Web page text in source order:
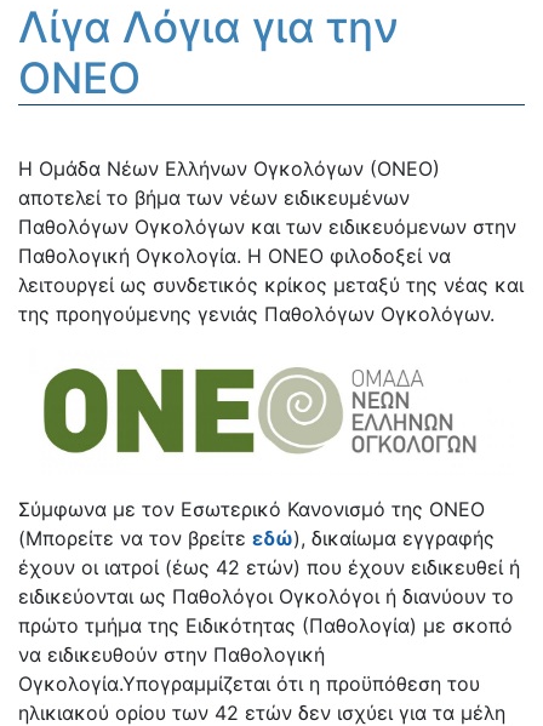
Λίγα Λόγια για την
ΟΝΕΟ
Η Ομάδα Νέων Ελλήνων Ογκολόγων (ΟΝΕΟ)
αποτελεί το βήμα των νέων ειδικευμένων
Παθολόγων Ογκολόγων και των ειδικευόμενων στην
Παθολογική Ογκολογία. Η ΟΝΕΟ φιλοδοξεί να
λειτουργεί ως συνδετικός κρίκος μεταξύ της νέας και
της προηγούμενης γενιάς Παθολόγων Ογκολόγων.
Σύμφωνα με τον Εσωτερικό Κανονισμό της ΟΝΕΟ
(Μπορείτε να τον βρείτε εδώ), δικαίωμα εγγραφής
έχουν οι ιατροί (έως 42 ετών) που έχουν ειδικευθεί ή
ειδικεύονται ως Παθολόγοι Ογκολόγοι ή διανύουν το
πρώτο τμήμα της Ειδικότητας (Παθολογία) με σκοπό
να ειδικευθούν στην Παθολογική
Ογκολογία.Υπογραμμίζεται ότι η προϋπόθεση του
ηλικιακού ορίου των 42 ετών δεν ισχύει για τα μέλη